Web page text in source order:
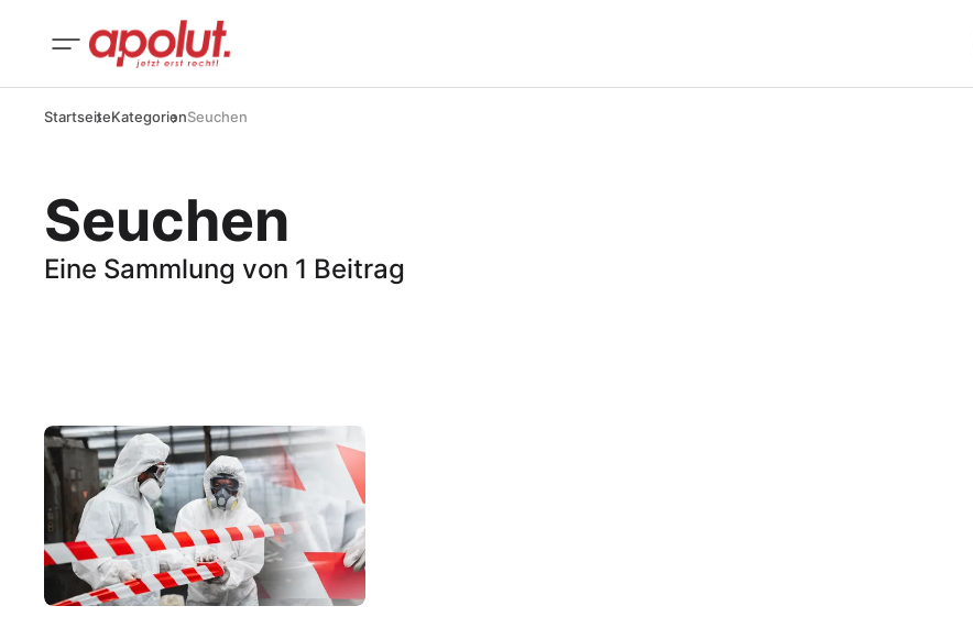
StartseiteKategorienSeuchen
Seuchen
Eine Sammlung von 1 Beitrag